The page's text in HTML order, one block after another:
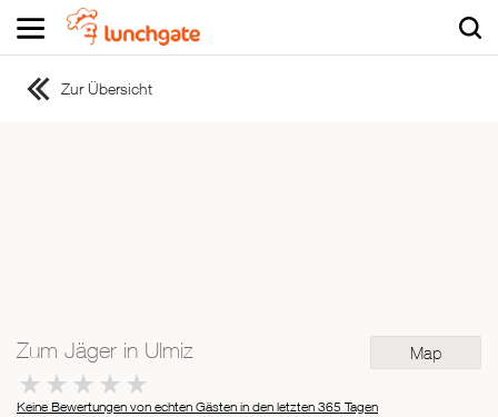
ZUR STARTSEITE
Mexikanisch
Spanisch
Zur Übersicht
Map
Zum Jäger in Ulmiz
Keine Bewertungen von echten Gästen in den letzten 365 Tagen